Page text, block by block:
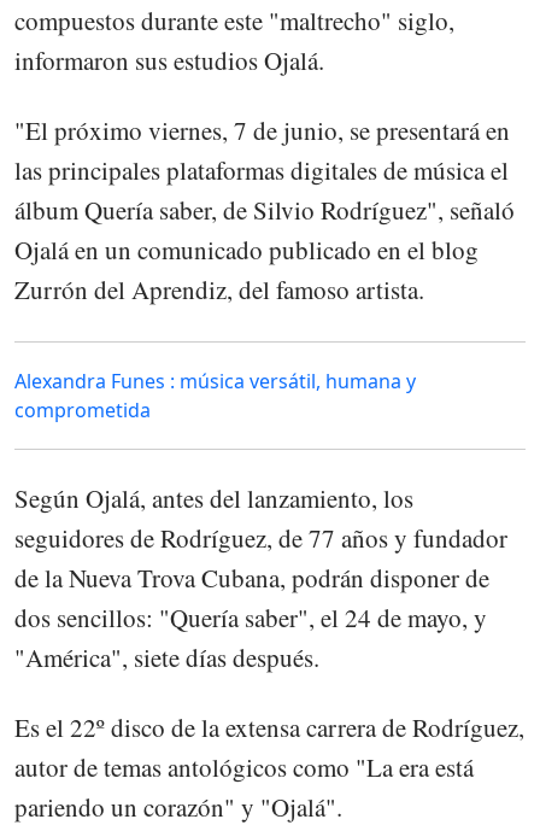
compuestos durante este "maltrecho" siglo,
informaron sus estudios Ojalá.
"El próximo viernes, 7 de junio, se presentará en
las principales plataformas digitales de música el
álbum Quería saber, de Silvio Rodríguez", señaló
Ojalá en un comunicado publicado en el blog
Zurrón del Aprendiz, del famoso artista.
Alexandra Funes : música versátil, humana y
comprometida
Según Ojalá, antes del lanzamiento, los
seguidores de Rodríguez, de 77 años y fundador
de la Nueva Trova Cubana, podrán disponer de
dos sencillos: "Quería saber", el 24 de mayo, y
"América", siete días después.
Es el 22º disco de la extensa carrera de Rodríguez,
autor de temas antológicos como "La era está
pariendo un corazón" y "Ojalá".